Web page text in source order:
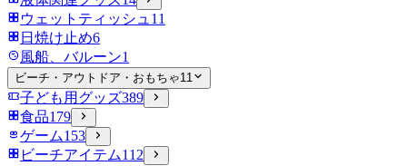
ウェットティッシュ 11
日焼け止め6
風船、バルーン1
ビーチ・アウトドア・おもちゃ11
子ども用グッズ389
食品179
ゲーム153
ビーチアイテム112